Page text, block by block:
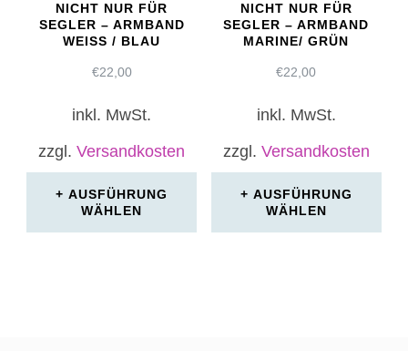
NICHT NUR FÜR
SEGLER – ARMBAND
WEISS / BLAU
€22,00
inkl. MwSt.
zzgl.Versandkosten
AUSFÜHRUNG
WÄHLEN
NICHT NUR FÜR
SEGLER – ARMBAND
MARINE/ GRÜN
€22,00
inkl. MwSt.
zzgl. Versandkosten
AUSFÜHRUNG
WÄHLEN